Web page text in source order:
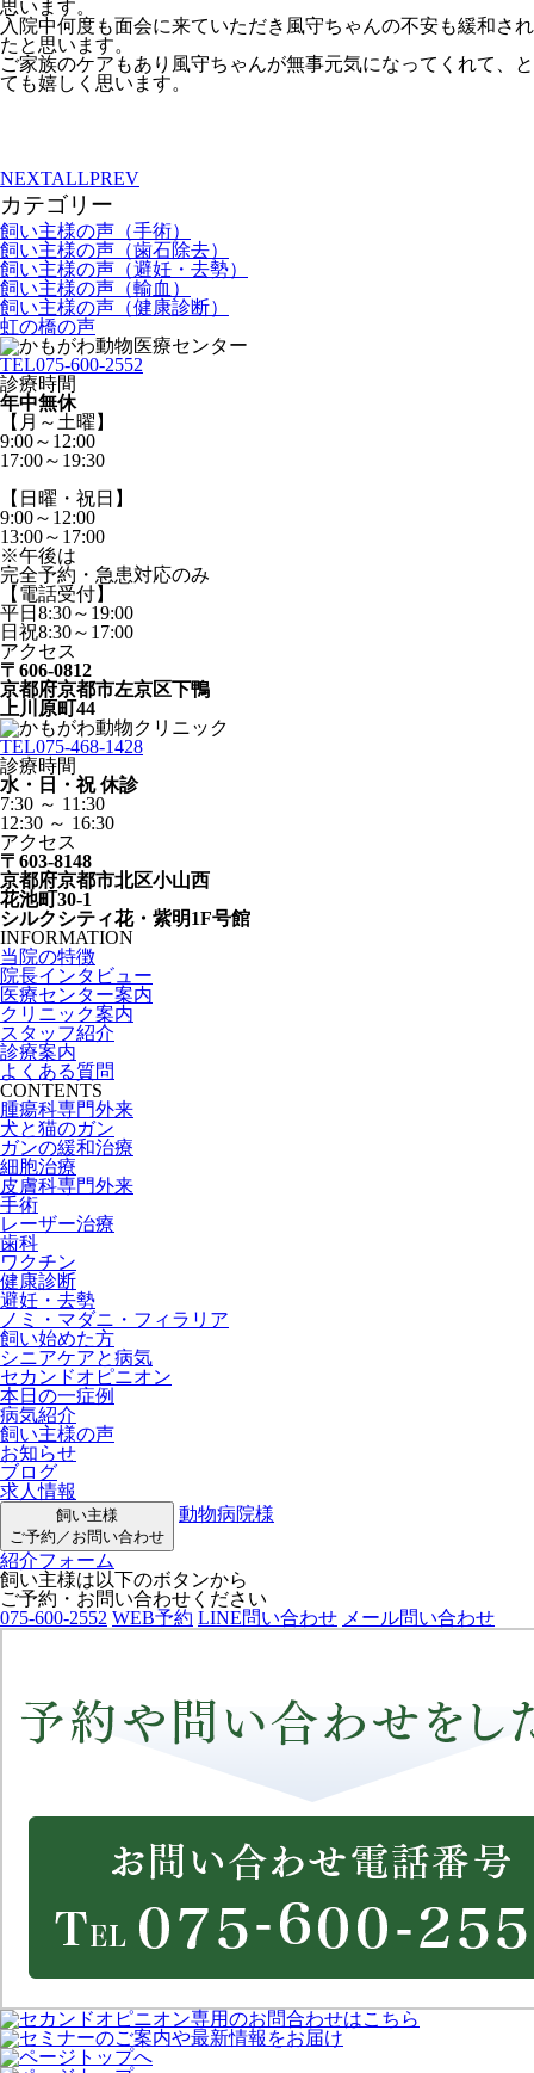
思います。
入院中何度も面会に来ていただき風守ちゃんの不安も緩和され
たと思います。
ご家族のケアもあり風守ちゃんが無事元気になってくれて、と
ても嬉しく思います。
NEXTALLPREV
カテゴリー
飼い主様の声（手術）
飼い主様の声（歯石除去）
飼い主様の声（避妊・去勢）
飼い主様の声（輸血）
飼い主様の声（健康診断）
虹の橋の声
TEL075-600-2552
診療時間
年中無休
【月～土曜】
9:00～12:00
17:00～19:30
【日曜・祝日】
9:00～12:00
13:00～17:00
※午後は
完全予約・急患対応のみ
【電話受付】
平日8:30～19:00
日祝8:30～17:00
アクセス
〒606-0812
京都府京都市左京区下鴨
上川原町44
TEL075-468-1428
診療時間
水・日・祝 休診
7:30 ～ 11:30
12:30 ～ 16:30
アクセス
〒603-8148
京都府京都市北区小山西
花池町30-1
シルクシティ花・紫明1F号館
INFORMATION
当院の特徴
院長インタビュー
医療センター案内
クリニック案内
スタッフ紹介
診療案内
よくある質問
CONTENTS
腫瘍科専門外来
犬と猫のガン
ガンの緩和治療
細胞治療
皮膚科専門外来
手術
レーザー治療
歯科
ワクチン
健康診断
避妊・去勢
ノミ・マダニ・フィラリア
飼い始めた方
シニアケアと病気
セカンドオピニオン
本日の一症例
病気紹介
飼い主様の声
お知らせ
ブログ
求人情報
飼い主様
ご予約／お問い合わせ
動物病院様
紹介フォーム
飼い主様は以下のボタンから
ご予約・お問い合わせください
075-600-2552 WEB予約 LINE問い合わせ メール問い合わせ